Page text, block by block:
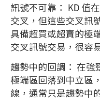
訊號不可靠： KD 值
交叉，但這些交叉訊
具備超買或超賣的極
交叉訊號交易，很容
趨勢中的回調： 在強
極端區回落到中立區
線，通常只是趨勢中